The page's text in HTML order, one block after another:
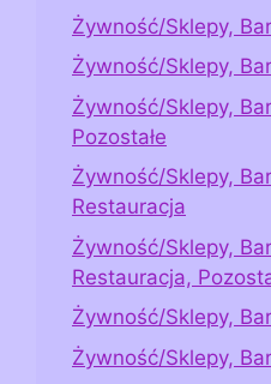
Żywność/Sklepy,
Żywność/Sklepy,
Żywność/Sklepy,
Pozostałe
Żywność/Sklepy,
Restauracja
Żywność/Sklepy,
Restauracja,
Żywność/Sklepy,
Żywność/Sklepy,